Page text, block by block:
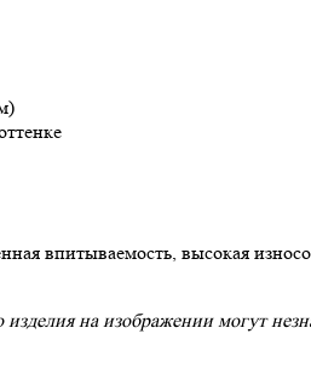
впитываемость, высокая
на изображении могут